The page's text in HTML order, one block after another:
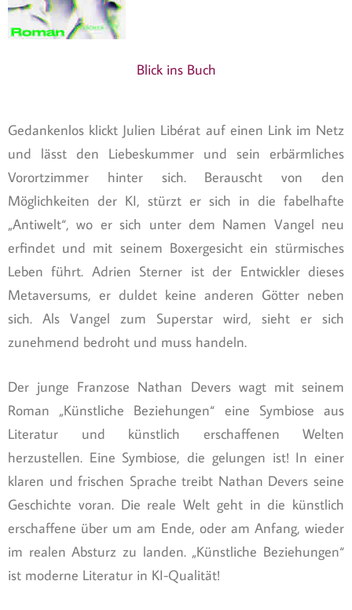
Blick ins Buch
Gedankenlos klickt Julien Libérat auf einen Link im Netz
und lässt den Liebeskummer und sein erbärmliches
Vorortzimmer hinter sich. Berauscht von den
Möglichkeiten der KI, stürzt er sich in die fabelhafte
„Antiwelt“, wo er sich unter dem Namen Vangel neu
erfindet und mit seinem Boxergesicht ein stürmisches
Leben führt. Adrien Sterner ist der Entwickler dieses
Metaversums, er duldet keine anderen Götter neben
sich. Als Vangel zum Superstar wird, sieht er sich
zunehmend bedroht und muss handeln.
Der junge Franzose Nathan Devers wagt mit seinem
Roman „Künstliche Beziehungen“ eine Symbiose aus
Literatur und künstlich erschaffenen Welten
herzustellen. Eine Symbiose, die gelungen ist! In einer
klaren und frischen Sprache treibt Nathan Devers seine
Geschichte voran. Die reale Welt geht in die künstlich
erschaffene über um am Ende, oder am Anfang, wieder
im realen Absturz zu landen. „Künstliche Beziehungen“
ist moderne Literatur in KI-Qualität!